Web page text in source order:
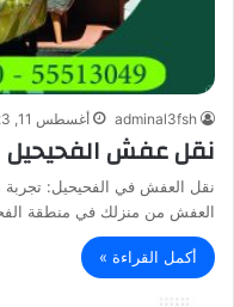
adminal3fsh أغسطس 11, 2023
نقل عفش الفحيحيل
نقل العفش في الفحيحيل: تجربة
العفش من منزلك في منطقة
أكمل القراءة »